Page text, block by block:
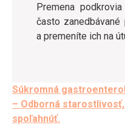
Premena
často
a premeníte ich na
Post
navigation
Súkromná
– Odborná
spoľahnúť.